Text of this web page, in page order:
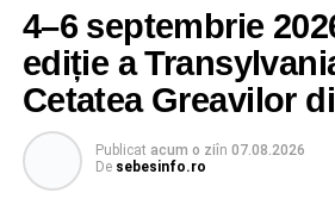
4–6 septembrie
ediție a
Cetatea Greavilor
Publicat acum o ziîn 07.08.2026
De sebesinfo.ro